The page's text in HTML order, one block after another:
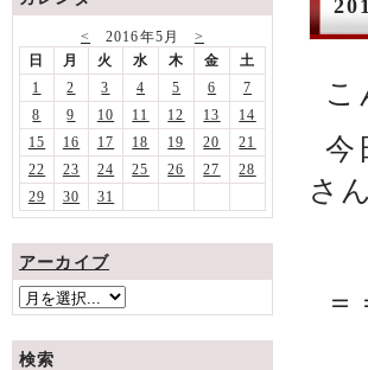
< 2016年5月 >
日
月 火 水 木 金
土
1
2 3 4 5 6
7
8
9 10 11 12 13
14
15
16 17 18 19 20
21
22
23 24 25 26 27
28
29
30 31
アーカイブ
検索
こ
今
さ